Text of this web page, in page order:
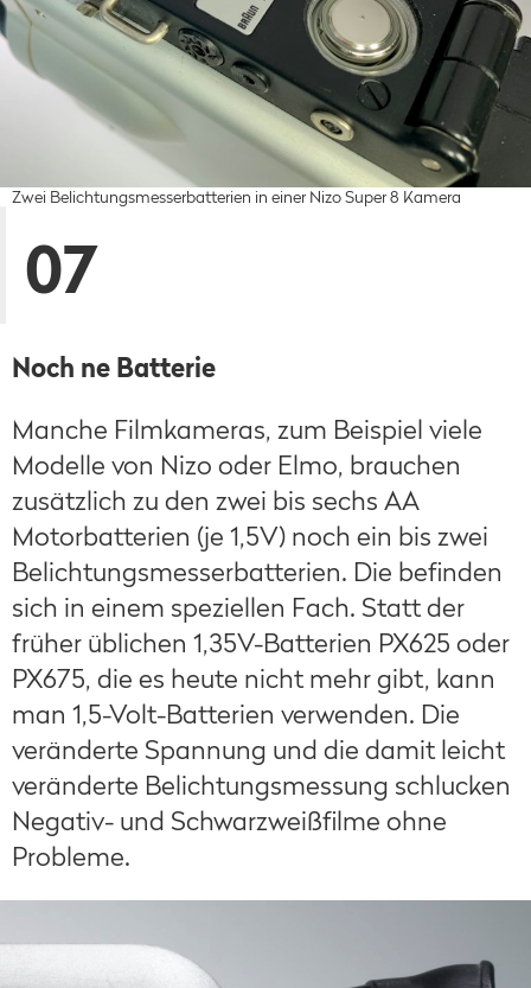
Zwei Belichtungsmesserbatterien in einer Nizo Super 8 Kamera
07
Noch ne Batterie
Manche Filmkameras, zum Beispiel viele
Modelle von Nizo oder Elmo, brauchen
zusätzlich zu den zwei bis sechs AA
Motorbatterien (je 1,5V) noch ein bis zwei
Belichtungsmesserbatterien. Die befinden
sich in einem speziellen Fach. Statt der
früher üblichen 1,35V-Batterien PX625 oder
PX675, die es heute nicht mehr gibt, kann
man 1,5-Volt-Batterien verwenden. Die
veränderte Spannung und die damit leicht
veränderte Belichtungsmessung schlucken
Negativ- und Schwarzweißfilme ohne
Probleme.